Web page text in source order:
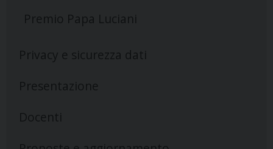
Premio Papa Luciani
Privacy e sicurezza dati
Presentazione
Docenti